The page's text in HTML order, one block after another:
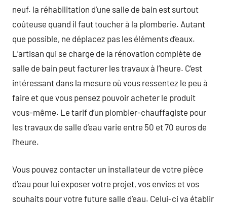
neuf. la réhabilitation d’une salle de bain est surtout
coûteuse quand il faut toucher à la plomberie. Autant
que possible, ne déplacez pas les éléments d’eaux.
L’artisan qui se charge de la rénovation complète de
salle de bain peut facturer les travaux à l’heure. C’est
intéressant dans la mesure où vous ressentez le peu à
faire et que vous pensez pouvoir acheter le produit
vous-même. Le tarif d’un plombier-chauffagiste pour
les travaux de salle d’eau varie entre 50 et 70 euros de
l’heure.
Vous pouvez contacter un installateur de votre pièce
d’eau pour lui exposer votre projet, vos envies et vos
souhaits pour votre future salle d’eau. Celui-ci va établir